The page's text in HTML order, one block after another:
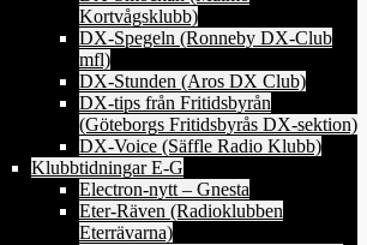
Kortvågsklubb)
DX-Spegeln (Ronneby DX-Club
mfl)
DX-Stunden (Aros DX Club)
DX-tips från Fritidsbyrån
(Göteborgs Fritidsbyrås DX-sektion)
DX-Voice (Säffle Radio Klubb)
Klubbtidningar E-G
Electron-nytt – Gnesta
Eter-Räven (Radioklubben
Eterrävarna)